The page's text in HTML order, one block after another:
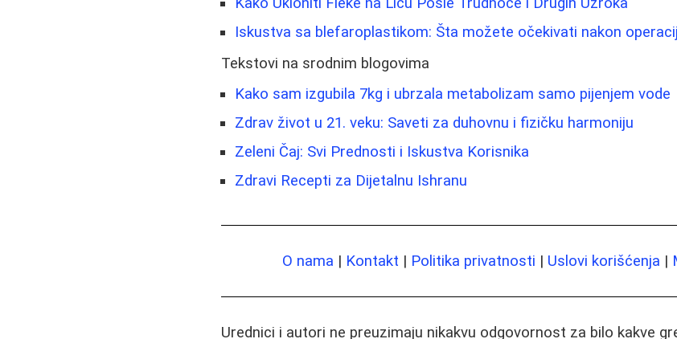
Iskustva sa blefaroplastikom: Šta možete očekivati nakon
Tekstovi na srodnim blogovima
Kako sam izgubila 7kg i ubrzala metabolizam samo pijenjem vode
Zdrav život u 21. veku: Saveti za duhovnu i fizičku harmoniju
Zeleni Čaj: Svi Prednosti i Iskustva Korisnika
Zdravi Recepti za Dijetalnu Ishranu
O nama | Kontakt | Politika privatnosti | Uslovi korišćenja |
Urednici i autori ne preuzimaju nikakvu odgovornost za bilo kakve